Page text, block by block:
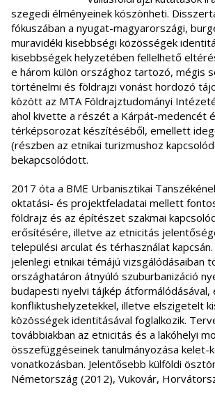
szegedi élményeinek köszönheti.
fókuszában a nyugat-magyarországi,
muravidéki kisebbségi közösségek
kisebbségek helyzetében fellelhető
e három külön országhoz tartozó, mégis
történelmi és földrajzi vonást hordozó
között az MTA Földrajztudományi
ahol kivette a részét a Kárpát-medencét
térképsorozat készítéséből, emellett
(részben az etnikai turizmushoz
bekapcsolódott.
2017 óta a BME Urbanisztikai
oktatási- és projektfeladatai mellett
földrajz és az építészet szakmai
erősítésére, illetve az etnicitás
települési arculat és térhasználat
jelenlegi etnikai témájú vizsgálódásaiban
országhatáron átnyúló szuburbanizáció
budapesti nyelvi tájkép átformálódásával,
konfliktushelyzetekkel, illetve elszigetelt
közösségek identitásával foglalkozik.
továbbiakban az etnicitás és a lakóhelyi
összefüggéseinek tanulmányozása kelet-
vonatkozásban. Jelentősebb külföldi
Németország (2012), Vukovár,